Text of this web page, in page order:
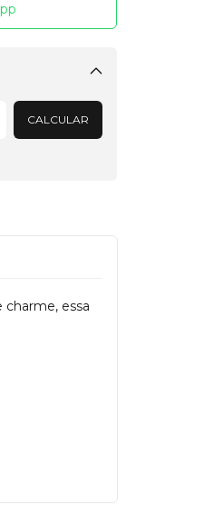
Alterar CEP
CALCULAR
charme, essa